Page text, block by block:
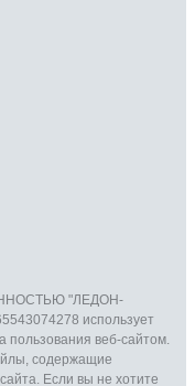
"ЛЕДОН-
использует
веб-сайтом.
содержащие
Если вы не хотите